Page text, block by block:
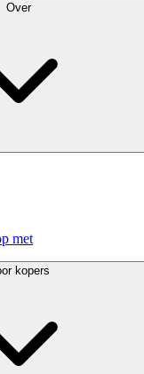
Over
met
kopers